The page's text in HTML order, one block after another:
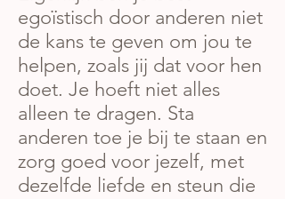
egoïstisch door anderen niet
de kans te geven om jou te
helpen, zoals jij dat voor hen
doet. Je hoeft niet alles
alleen te dragen. Sta
anderen toe je bij te staan en
zorg goed voor jezelf, met
dezelfde liefde en steun die